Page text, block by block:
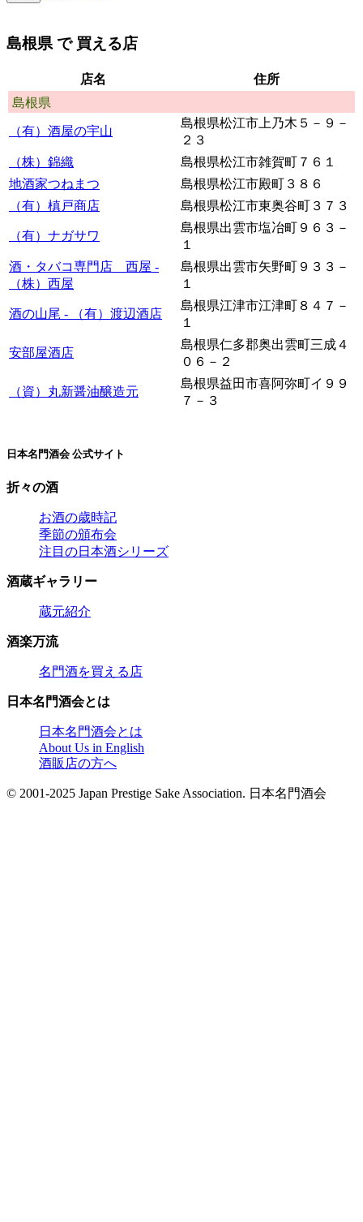
島根県 で 買える店
店名
住所
島根県
（有）酒屋の宇山
島根県松江市上乃木５－９－
２３
（株）錦織
島根県松江市雑賀町７６１
地酒家つねまつ
島根県松江市殿町３８６
（有）槙戸商店
島根県松江市東奥谷町３７３
（有）ナガサワ
島根県出雲市塩冶町９６３－
１
酒・タバコ専門店 西屋 -
（株）西屋
島根県出雲市矢野町９３３－
１
酒の山尾 - （有）渡辺酒店
島根県江津市江津町８４７－
１
安部屋酒店
島根県仁多郡奥出雲町三成４
０６－２
（資）丸新醤油醸造元
島根県益田市喜阿弥町イ９９
７－３
日本名門酒会 公式サイト
折々の酒
お酒の歳時記
季節の頒布会
注目の日本酒シリーズ
酒蔵ギャラリー
蔵元紹介
酒楽万流
名門酒を買える店
日本名門酒会とは
日本名門酒会とは
About Us in English
酒販店の方へ
© 2001-2025 Japan Prestige Sake Association. 日本名門酒会